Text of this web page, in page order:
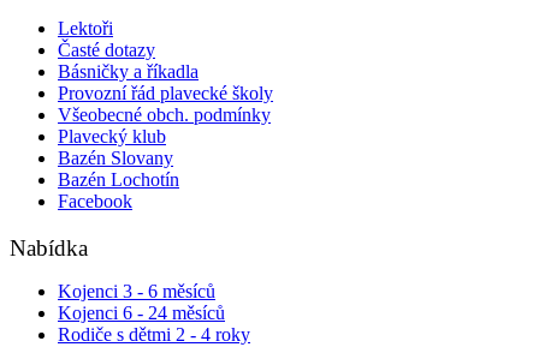
Lektoři
Časté dotazy
Básničky a říkadla
Provozní řád plavecké školy
Všeobecné obch. podmínky
Plavecký klub
Bazén Slovany
Bazén Lochotín
Facebook
Nabídka
Kojenci 3 - 6 měsíců
Kojenci 6 - 24 měsíců
Rodiče s dětmi 2 - 4 roky